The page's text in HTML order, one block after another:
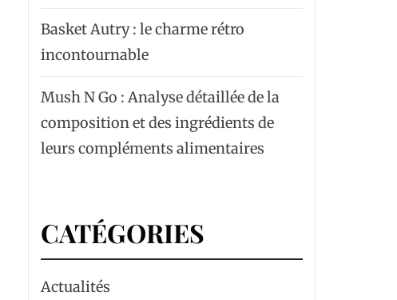
Basket Autry : le charme rétro
incontournable
Mush N Go : Analyse détaillée de la
composition et des ingrédients de
leurs compléments alimentaires
CATÉGORIES
Actualités